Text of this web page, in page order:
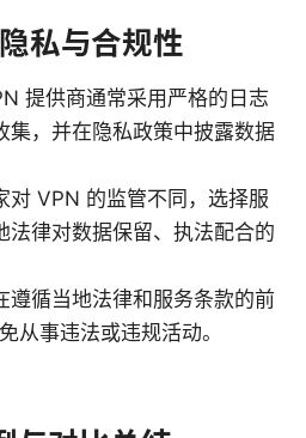
私与合规性
提供商通常采用严格的日志
集，并在隐私政策中披露数据
对 VPN 的监管不同，选择服
法律对数据保留、执法配合的
遵循当地法律和服务条款的前
从事违法或违规活动。